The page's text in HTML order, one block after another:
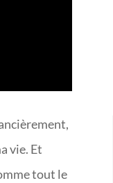
vie. Et
tout le